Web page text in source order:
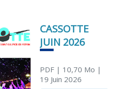
CASSOTTE
JUIN 2026
PDF| 10,70 Mo |
19 Juin 2026